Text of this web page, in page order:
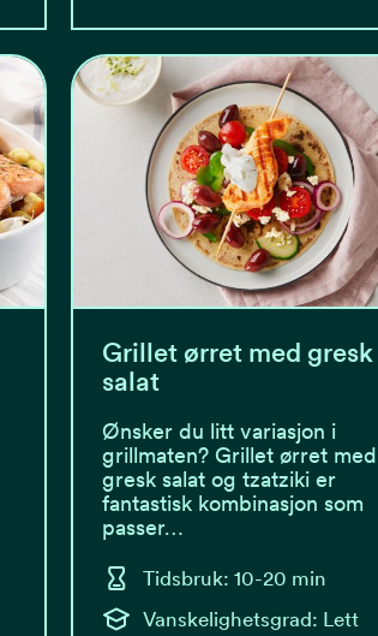
Grillet ørret med gresk
salat
Ønsker du litt variasjon i
grillmaten? Grillet ørret med
gresk salat og tzatziki er
fantastisk kombinasjon som
passer…
Tidsbruk: 10-20 min
Vanskelighetsgrad: Lett